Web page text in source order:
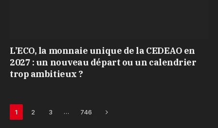
L’ECO, la monnaie unique de la CEDEAO en
2027 : un nouveau départ ou un calendrier
trop ambitieux ?
1 2 3 … 746 Next